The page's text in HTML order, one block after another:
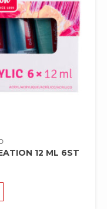
12 ML 6ST